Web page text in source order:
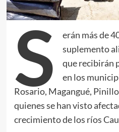
S
erán más de
suplemento
que recibirán
en los
Rosario, Magangué,
quienes se han visto
crecimiento de los ríos